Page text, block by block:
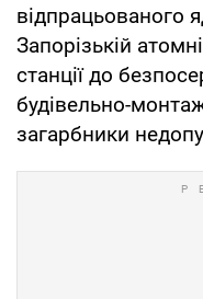
відпрацьованого
Запорізькій
станції до
будівельно-
загарбники